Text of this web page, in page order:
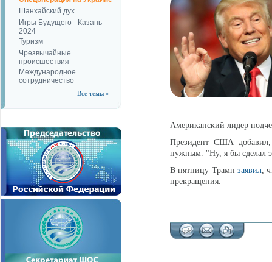
Шанхайский дух
Игры Будущего - Казань
2024
Туризм
Чрезвычайные
происшествия
Международное
сотрудничество
Все темы »
Американский лидер
Президент США добавил,
нужным. "Ну, я бы сделал
В пятницу Трамп заявил,
прекращения.